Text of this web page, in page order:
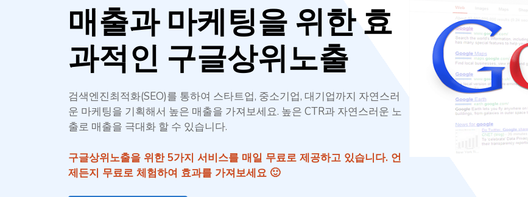
매출과 마케팅을 위한 효
과적인 구글상위노출
검색엔진최적화(SEO)를 통하여 스타트업, 중소기업, 대기업까지 자연스러
운 마케팅을 기획해서 높은 매출을 가져보세요. 높은 CTR과 자연스러운 노
출로 매출을 극대화 할 수 있습니다.
구글상위노출을 위한 5가지 서비스를 매일 무료로 제공하고 있습니다. 언
제든지 무료로 체험하여 효과를 가져보세요 🙂